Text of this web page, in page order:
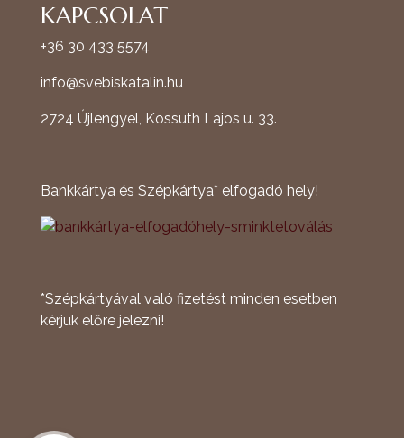
KAPCSOLAT
+36 30 433 5574
info@svebiskatalin.hu
2724 Újlengyel, Kossuth Lajos u. 33.
Bankkártya és Szépkártya* elfogadó hely!
*Szépkártyával való fizetést minden esetben
kérjük előre jelezni!